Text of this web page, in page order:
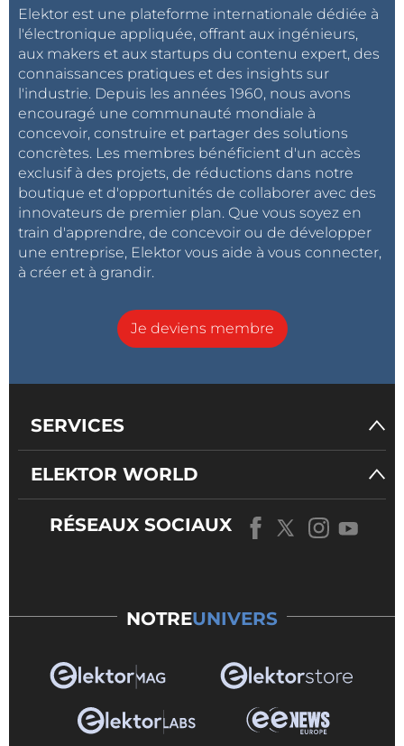
Elektor est une plateforme internationale dédiée à
l'électronique appliquée, offrant aux ingénieurs,
aux makers et aux startups du contenu expert, des
connaissances pratiques et des insights sur
l'industrie. Depuis les années 1960, nous avons
encouragé une communauté mondiale à
concevoir, construire et partager des solutions
concrètes. Les membres bénéficient d'un accès
exclusif à des projets, de réductions dans notre
boutique et d'opportunités de collaborer avec des
innovateurs de premier plan. Que vous soyez en
train d'apprendre, de concevoir ou de développer
une entreprise, Elektor vous aide à vous connecter,
à créer et à grandir.
Je deviens membre
SERVICES
ELEKTOR WORLD
RÉSEAUX SOCIAUX
NOTREUNIVERS